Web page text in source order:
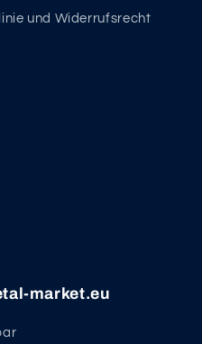
und Widerrufsrecht
market.eu